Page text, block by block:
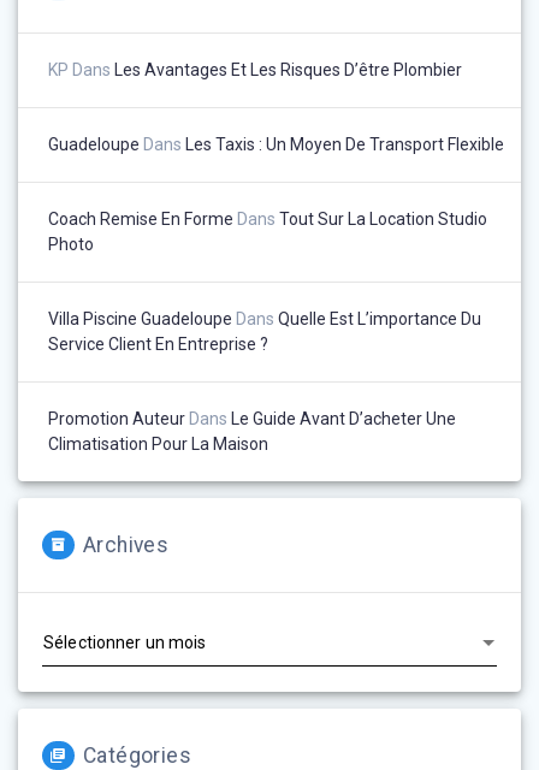
KP Dans Les Avantages Et Les Risques D’être Plombier
Guadeloupe Dans Les Taxis : Un Moyen De Transport Flexible
Coach Remise En Forme Dans Tout Sur La Location Studio
Photo
Villa Piscine Guadeloupe Dans Quelle Est L’importance Du
Service Client En Entreprise ?
Promotion Auteur Dans Le Guide Avant D’acheter Une
Climatisation Pour La Maison
Archives
Catégories